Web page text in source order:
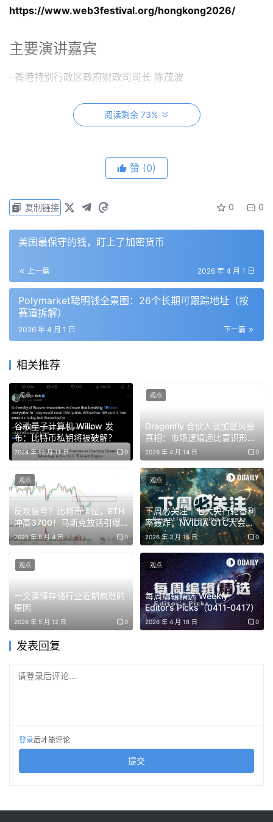
https://www.web3festival.org/hongkong2026/
主要演讲嘉宾
· 香港特别行政区政府财政司司长 陈茂波
· 全国人大代表、全国工商联副主席、万向集团董事长兼
· 万向区块链董事长、HashKey Group 董事长兼 CEO 肖风
· 香港特别行政区立法会议员（科技创新界）邱达根
· OKX 全球首席商务官 Lennix Lai
· Mysten Labs 联合创始人兼首席产品官 Adeniyi Abiodun
· Solana Foundation 总裁 Lily Liu
主会场议程（部分）
暂无
周边活动汇总
4 月 19 日
RWA Demo Day Showcase @ Hong Kong Web3
Festival
时间：13:30 – 17:00
地点：Grand Hall, Lee Shau Kee Lecture Centre
活动链接：https://lu.ma/jbo0161f
Crypto 2026：从加密货币到智能经济 @ 香港 WEB3 嘉
主办方：ChainCatcher、RootData
活动链接：https://lu.ma/18v6vwpf
4 月 20 日
阅读剩余 73%
赞 (0)
0 0
复制链接
美国最保守的钱，盯上了加密货币
上一篇 2026 年 4 月 1 日
Polymarket聪明钱全景图：26个长期可跟踪地址（按
赛道拆解）
下一篇
2026 年 4 月 1 日
相关推荐
谷歌量子计算机 Willow 发
布：比特币私钥将被破解？
2024 年 12 月 11 日 0
观点
Dragonfly 合伙人谈加密风投
真相：市场逻辑远比意识形态
更重要
2026 年 4 月 14 日 0
观点
反攻信号？比特币卡位，ETH
冲高3700！马斯克放话引爆
MEME市场？DOGE、BCH、
VINE疯狂返场？
2025 年 8 月 4 日 0
观点
下周必关注｜七大央行轮番利
率轰炸；NVIDIA GTC大会开
幕（3.16-3.22）
2026 年 3 月 15 日 0
观点
一文读懂存储行业近期疯涨的
原因
2026 年 5 月 12 日 0
观点
每周编辑精选 Weekly
Editor’s Picks（0411-0417）
2026 年 4 月 18 日 0
观点
发表回复
请登录后评论...
登录后才能评论
提交